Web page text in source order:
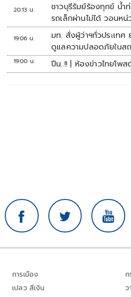
20:13 น.
ชาวบุรีรัมย์ร้องทุกข์ น้ำ
รถเล็กผ่านไม่ได้ วอนหน่
19:06 น.
มท. สั่งผู้ว่าฯทั่วประเทศ
ดูแลความปลอดภัยในส
19:00 น. ปืน..!! | ห้องข่าวไทยโพ
การเมือง
เปลว สีเงิน
ว